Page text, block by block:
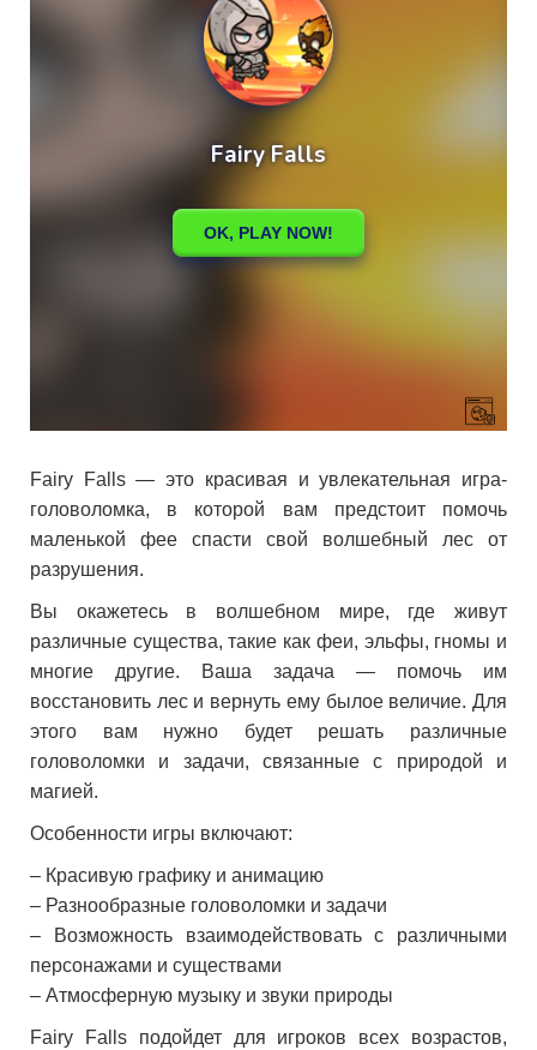
Fairy Falls — это красивая и увлекательная игра-
головоломка, в которой вам предстоит помочь
маленькой фее спасти свой волшебный лес от
разрушения.
Вы окажетесь в волшебном мире, где живут
различные существа, такие как феи, эльфы, гномы и
многие другие. Ваша задача — помочь им
восстановить лес и вернуть ему былое величие. Для
этого вам нужно будет решать различные
головоломки и задачи, связанные с природой и
магией.
Особенности игры включают:
– Красивую графику и анимацию
– Разнообразные головоломки и задачи
– Возможность взаимодействовать с различными
персонажами и существами
– Атмосферную музыку и звуки природы
Fairy Falls подойдет для игроков всех возрастов,